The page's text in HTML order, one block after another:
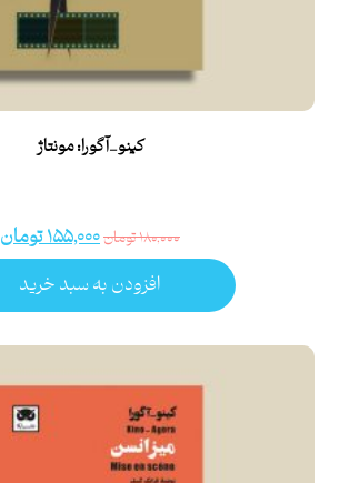
کینو_آگورا: مونتاژ
۱۸۰,۰۰۰تومان۱۵۵,۰۰۰تومان
افزودن به سبد خرید